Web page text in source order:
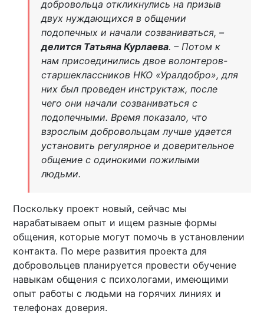
добровольца откликнулись на призыв
двух нуждающихся в общении
подопечных и начали созваниваться, –
делится Татьяна Курлаева. – Потом к
нам присоединились двое волонтеров-
старшеклассников НКО «Уралдобро», для
них был проведен инструктаж, после
чего они начали созваниваться с
подопечными. Время показало, что
взрослым добровольцам лучше удается
установить регулярное и доверительное
общение с одинокими пожилыми
людьми.
Поскольку проект новый, сейчас мы
нарабатываем опыт и ищем разные формы
общения, которые могут помочь в установлении
контакта. По мере развития проекта для
добровольцев планируется провести обучение
навыкам общения с психологами, имеющими
опыт работы с людьми на горячих линиях и
телефонах доверия.